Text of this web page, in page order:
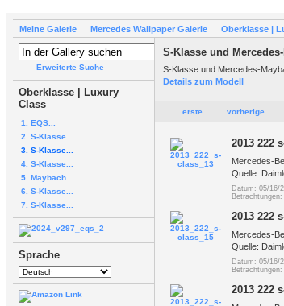
Meine Galerie Mercedes Wallpaper Galerie Oberklasse |
Erweiterte Suche
Oberklasse | Luxury
Class
1. EQS...
2. S-Klasse...
3. S-Klasse...
4. S-Klasse...
5. Maybach
6. S-Klasse...
7. S-Klasse...
Sprache
S-Klasse und
S-Klasse und Mercedes-
Details zum Modell
erste vorherige
2013 222
Mercedes-
Quelle:
Datum: 05/16/
Betrachtungen:
2013 222
Mercedes-
Quelle:
Datum: 05/16/
Betrachtungen:
2013 222